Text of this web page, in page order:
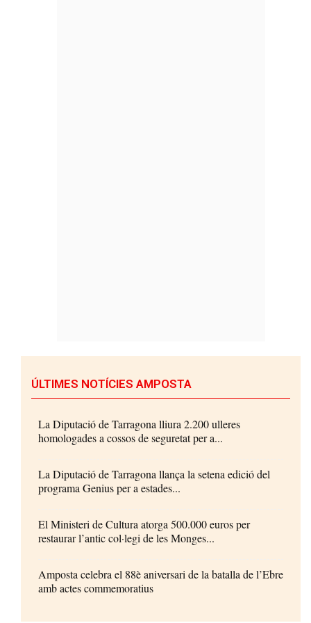
ÚLTIMES NOTÍCIES AMPOSTA
La Diputació de Tarragona lliura 2.200 ulleres
homologades a cossos de seguretat per a...
La Diputació de Tarragona llança la setena edició del
programa Genius per a estades...
El Ministeri de Cultura atorga 500.000 euros per
restaurar l’antic col·legi de les Monges...
Amposta celebra el 88è aniversari de la batalla de l’Ebre
amb actes commemoratius